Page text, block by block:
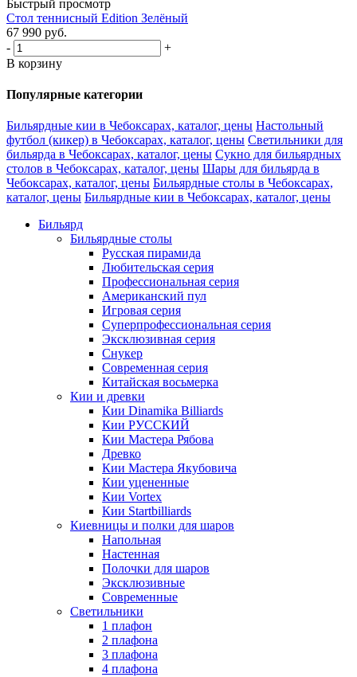
Быстрый просмотр
Стол теннисный Edition Зелёный
67 990 руб.
-
+
В корзину
Популярные категории
Бильярдные кии в Чебоксарах, каталог, цены Настольный
футбол (кикер) в Чебоксарах, каталог, цены Светильники для
бильярда в Чебоксарах, каталог, цены Сукно для бильярдных
столов в Чебоксарах, каталог, цены Шары для бильярда в
Чебоксарах, каталог, цены Бильярдные столы в Чебоксарах,
каталог, цены Бильярдные кии в Чебоксарах, каталог, цены
Бильярд
Бильярдные столы
Русская пирамида
Любительская серия
Профессиональная серия
Американский пул
Игровая серия
Суперпрофессиональная серия
Эксклюзивная серия
Снукер
Современная серия
Китайская восьмерка
Кии и древки
Кии Dinamika Billiards
Кии РУССКИЙ
Кии Мастера Рябова
Древко
Кии Мастера Якубовича
Кии уцененные
Кии Vortex
Кии Startbilliards
Киевницы и полки для шаров
Напольная
Настенная
Полочки для шаров
Эксклюзивные
Современные
Светильники
1 плафон
2 плафона
3 плафона
4 плафона